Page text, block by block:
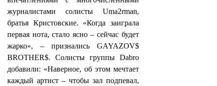
журналистами солисты Uma2rman,
братья Кристовские. «Когда заиграла
первая нота, стало ясно – сейчас будет
жарко», – признались GAYAZOV$
BROTHER$. Солисты группы Dabro
добавили: «Наверное, об этом мечтает
каждый артист – чтобы зал подпевал,